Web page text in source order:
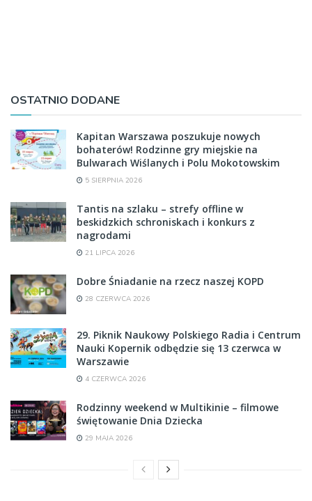
OSTATNIO DODANE
Kapitan Warszawa poszukuje nowych
bohaterów! Rodzinne gry miejskie na
Bulwarach Wiślanych i Polu Mokotowskim
5 SIERPNIA 2026
Tantis na szlaku – strefy offline w
beskidzkich schroniskach i konkurs z
nagrodami
21 LIPCA 2026
Dobre Śniadanie na rzecz naszej KOPD
28 CZERWCA 2026
29. Piknik Naukowy Polskiego Radia i Centrum
Nauki Kopernik odbędzie się 13 czerwca w
Warszawie
4 CZERWCA 2026
Rodzinny weekend w Multikinie – filmowe
świętowanie Dnia Dziecka
29 MAJA 2026